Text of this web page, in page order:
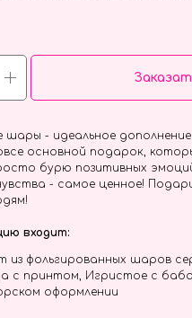
шары - идеальное
основной подарок,
бурю позитивных
- самое ценное!
входит:
из фольгированных шаров
с принтом, Игристое с
оформлении